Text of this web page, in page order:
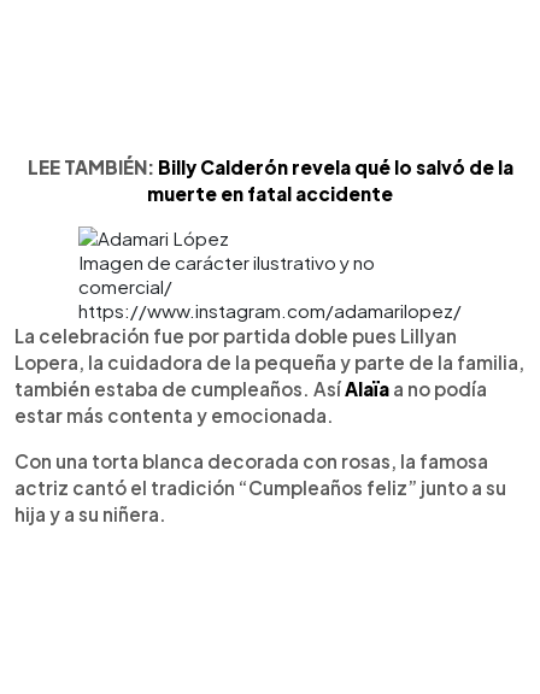
LEE TAMBIÉN: Billy Calderón revela qué lo salvó de la
muerte en fatal accidente
Imagen de carácter ilustrativo y no
comercial/
https://www.instagram.com/adamarilopez/
La celebración fue por partida doble pues Lillyan
Lopera, la cuidadora de la pequeña y parte de la familia,
también estaba de cumpleaños. AsíAlaïa a no podía
estar más contenta y emocionada.
Con una torta blanca decorada con rosas, la famosa
actriz cantó el tradición “Cumpleaños feliz” junto a su
hija y a su niñera.